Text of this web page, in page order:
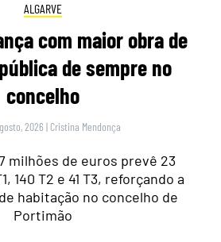
ALGARVE
com maior obra de
de sempre no
concelho
2026 | Cristina Mendonça
milhões de euros prevê 23
140 T2 e 41 T3, reforçando a
habitação no concelho de
Portimão